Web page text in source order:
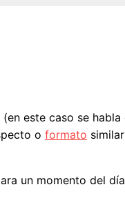
este caso se
o formato
un momento del